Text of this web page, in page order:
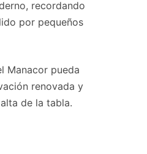
recordando
por pequeños
Manacor pueda
renovada y
de la tabla.